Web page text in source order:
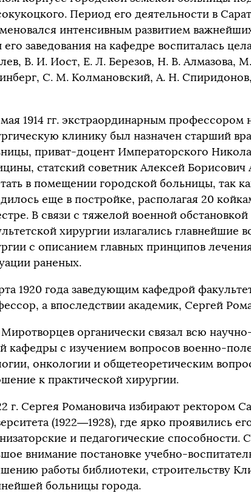
Период его деятельности в
интенсивным развитием
его заведования на кафедре воспиталась
В. И. Иост, Е. Л. Березов, Н. В. Алмазова,
С. М. Колмановский, А. Н.
1914 гг. экстраординарным профессором
клинику был назначен старший
приват-доцент Императорского
статский советник Алексей
в помещении городской больницы, так
еще в постройке, располагая 20
В связи с тяжелой военной обстановкой
хирургии излагались главнейшие
с описанием главных принципов
раненых.
1920 года заведующим кафедрой
а впоследствии академик, Сергей
органически связал всю
кафедры с изучением вопросов военно-
онкологии и общетеоретическим
к практической хирургии.
г. Сергея Романовича избирают ректором
(1922—1928), где ярко проявились
и педагогические способности.
внимание постановке учебно-
работы библиотеки, строительству
больницы города.